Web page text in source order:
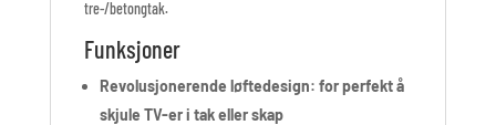
tre-/betongtak.
Funksjoner
Revolusjonerende løftedesign: for perfekt å
skjule TV-er i tak eller skap